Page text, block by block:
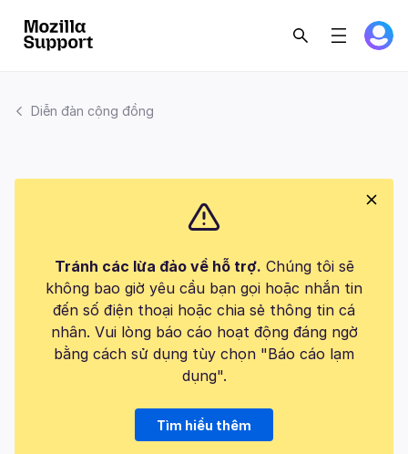
Diễn đàn cộng đồng
Tránh các lừa đảo về hỗ trợ. Chúng tôi sẽ
không bao giờ yêu cầu bạn gọi hoặc nhắn tin
đến số điện thoại hoặc chia sẻ thông tin cá
nhân. Vui lòng báo cáo hoạt động đáng ngờ
bằng cách sử dụng tùy chọn "Báo cáo lạm
dụng".
Tìm hiểu thêm